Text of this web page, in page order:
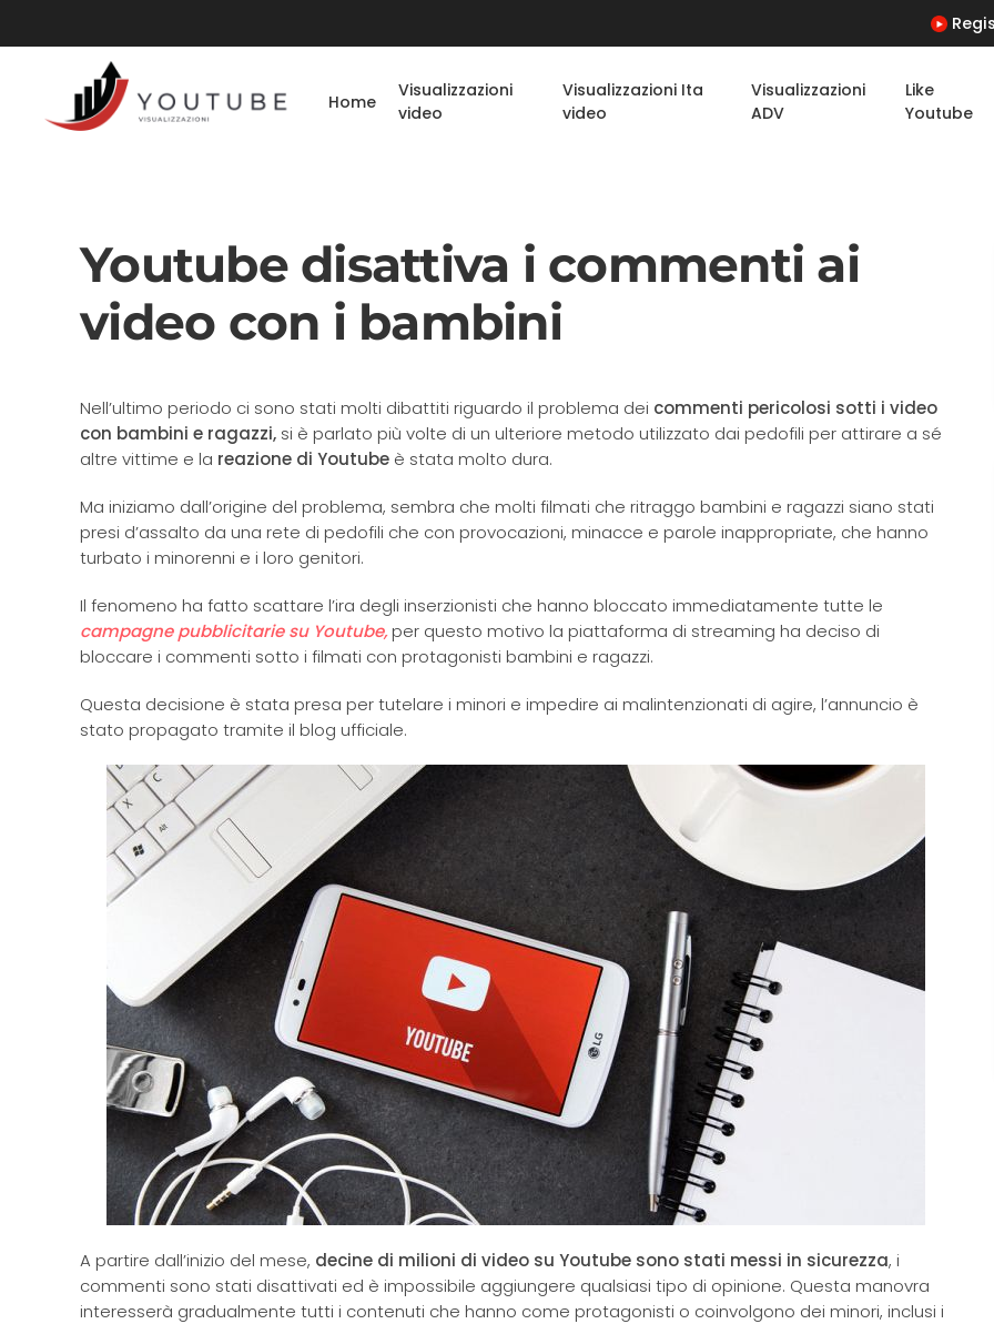
Home
Visualizzazioni
video
Visualizzazioni Ita
video
Visualizzazioni
ADV
Like
Youtube
Youtube disattiva i commenti ai
video con i bambini
Nell’ultimo periodo ci sono stati molti dibattiti riguardo il problema dei commenti pericolosi sotti i video
con bambini e ragazzi, si è parlato più volte di un ulteriore metodo utilizzato dai pedofili per attirare a sé
altre vittime e la reazione di Youtube è stata molto dura.
Ma iniziamo dall’origine del problema, sembra che molti filmati che ritraggo bambini e ragazzi siano stati
presi d’assalto da una rete di pedofili che con provocazioni, minacce e parole inappropriate, che hanno
turbato i minorenni e i loro genitori.
Il fenomeno ha fatto scattare l’ira degli inserzionisti che hanno bloccato immediatamente tutte le
campagne pubblicitarie su Youtube,per questo motivo la piattaforma di streaming ha deciso di
bloccare i commenti sotto i filmati con protagonisti bambini e ragazzi.
Questa decisione è stata presa per tutelare i minori e impedire ai malintenzionati di agire, l’annuncio è
stato propagato tramite il blog ufficiale.
A partire dall’inizio del mese, decine di milioni di video su Youtube sono stati messi in sicurezza, i
commenti sono stati disattivati ed è impossibile aggiungere qualsiasi tipo di opinione. Questa manovra
interesserà gradualmente tutti i contenuti che hanno come protagonisti o coinvolgono dei minori, inclusi i